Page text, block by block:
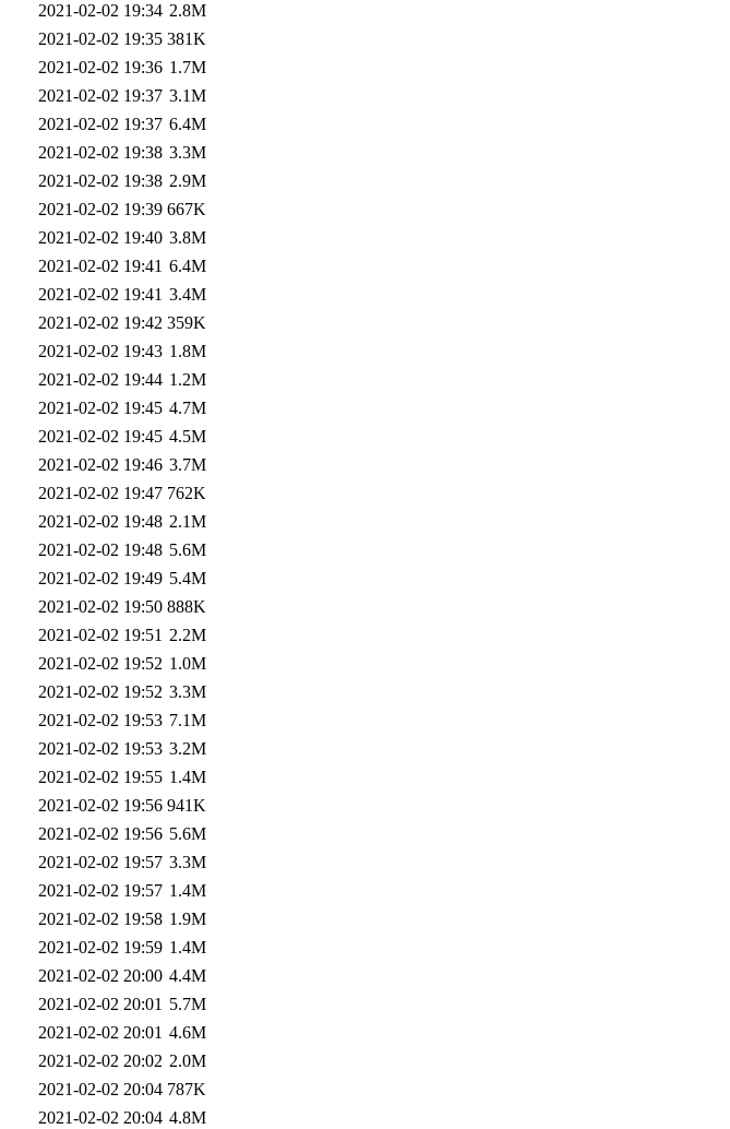
2021-02-02 19:34 2.8M
2021-02-02 19:35 381K
2021-02-02 19:36 1.7M
2021-02-02 19:37 3.1M
2021-02-02 19:37 6.4M
2021-02-02 19:38 3.3M
2021-02-02 19:38 2.9M
2021-02-02 19:39 667K
2021-02-02 19:40 3.8M
2021-02-02 19:41 6.4M
2021-02-02 19:41 3.4M
2021-02-02 19:42 359K
2021-02-02 19:43 1.8M
2021-02-02 19:44 1.2M
2021-02-02 19:45 4.7M
2021-02-02 19:45 4.5M
2021-02-02 19:46 3.7M
2021-02-02 19:47 762K
2021-02-02 19:48 2.1M
2021-02-02 19:48 5.6M
2021-02-02 19:49 5.4M
2021-02-02 19:50 888K
2021-02-02 19:51 2.2M
2021-02-02 19:52 1.0M
2021-02-02 19:52 3.3M
2021-02-02 19:53 7.1M
2021-02-02 19:53 3.2M
2021-02-02 19:55 1.4M
2021-02-02 19:56 941K
2021-02-02 19:56 5.6M
2021-02-02 19:57 3.3M
2021-02-02 19:57 1.4M
2021-02-02 19:58 1.9M
2021-02-02 19:59 1.4M
2021-02-02 20:00 4.4M
2021-02-02 20:01 5.7M
2021-02-02 20:01 4.6M
2021-02-02 20:02 2.0M
2021-02-02 20:04 787K
2021-02-02 20:04 4.8M